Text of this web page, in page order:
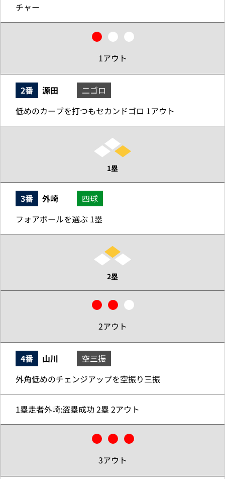
チャー
1アウト
2番 源田
二ゴロ
低めのカーブを打つもセカンドゴロ 1アウト
1塁
3番 外崎
四球
フォアボールを選ぶ 1塁
2塁
2アウト
4番 山川
空三振
外角低めのチェンジアップを空振り三振
1塁走者外崎:盗塁成功 2塁 2アウト
3アウト